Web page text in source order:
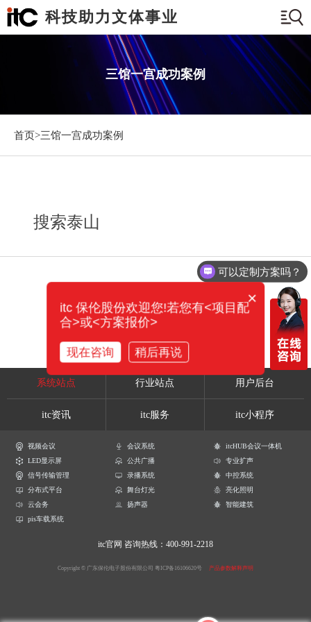
科技助力文体事业
三馆一宫成功案例
首页>三馆一宫成功案例
搜索泰山
系统站点 行业站点 用户后台
itc资讯 itc服务 itc小程序
视频会议 会议系统
itcHUB会议一体机
LED显示屏
公共广播
专业扩声
信号传输管理
录播系统
中控系统
分布式平台
舞台灯光
亮化照明
云会务
扬声器
智能建筑
pis车载系统
itc官网 咨询热线：400-991-2218
Copyright © 广东保伦电子股份有限公司 粤ICP备16106620号 产品参数解释声明
可以定制方案吗？
×
itc 保伦股份欢迎您!若您有<项目配
合>或<方案报价>
现在咨询 稍后再说